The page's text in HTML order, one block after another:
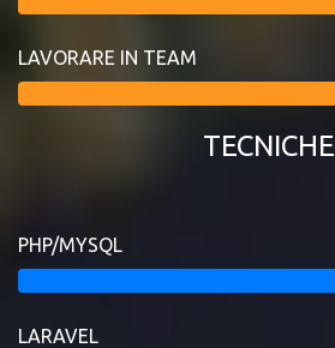
LAVORARE IN TEAM
TECNICHE
PHP/MYSQL
LARAVEL